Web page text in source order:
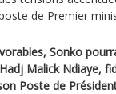
de Premier
Sonko
Malick Ndiaye,
Poste de